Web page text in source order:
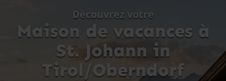
Découvrez votre
Maison de vacances à
St. Johann in
Tirol/Oberndorf